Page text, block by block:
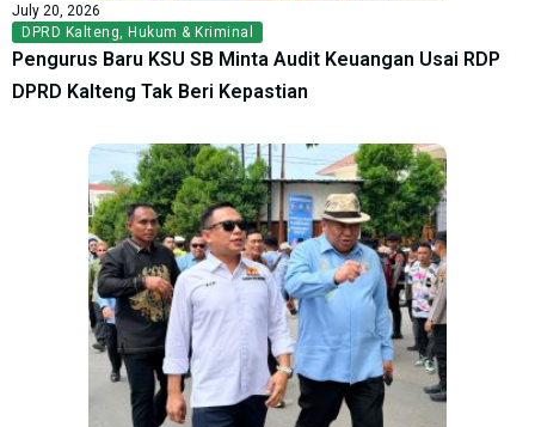
July 20, 2026
DPRD Kalteng, Hukum & Kriminal
Pengurus Baru KSU SB Minta Audit Keuangan Usai RDP
DPRD Kalteng Tak Beri Kepastian